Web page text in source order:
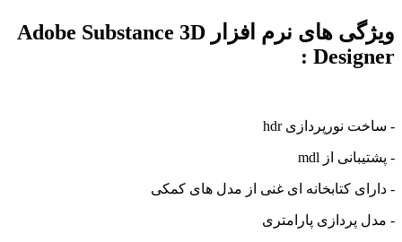
ویژگی های نرم افزار Adobe Substance 3D
Designer :
- ساخت نورپردازی hdr
- پشتیبانی از mdl
- دارای کتابخانه ای غنی از مدل های کمکی
- مدل پردازی پارامتری